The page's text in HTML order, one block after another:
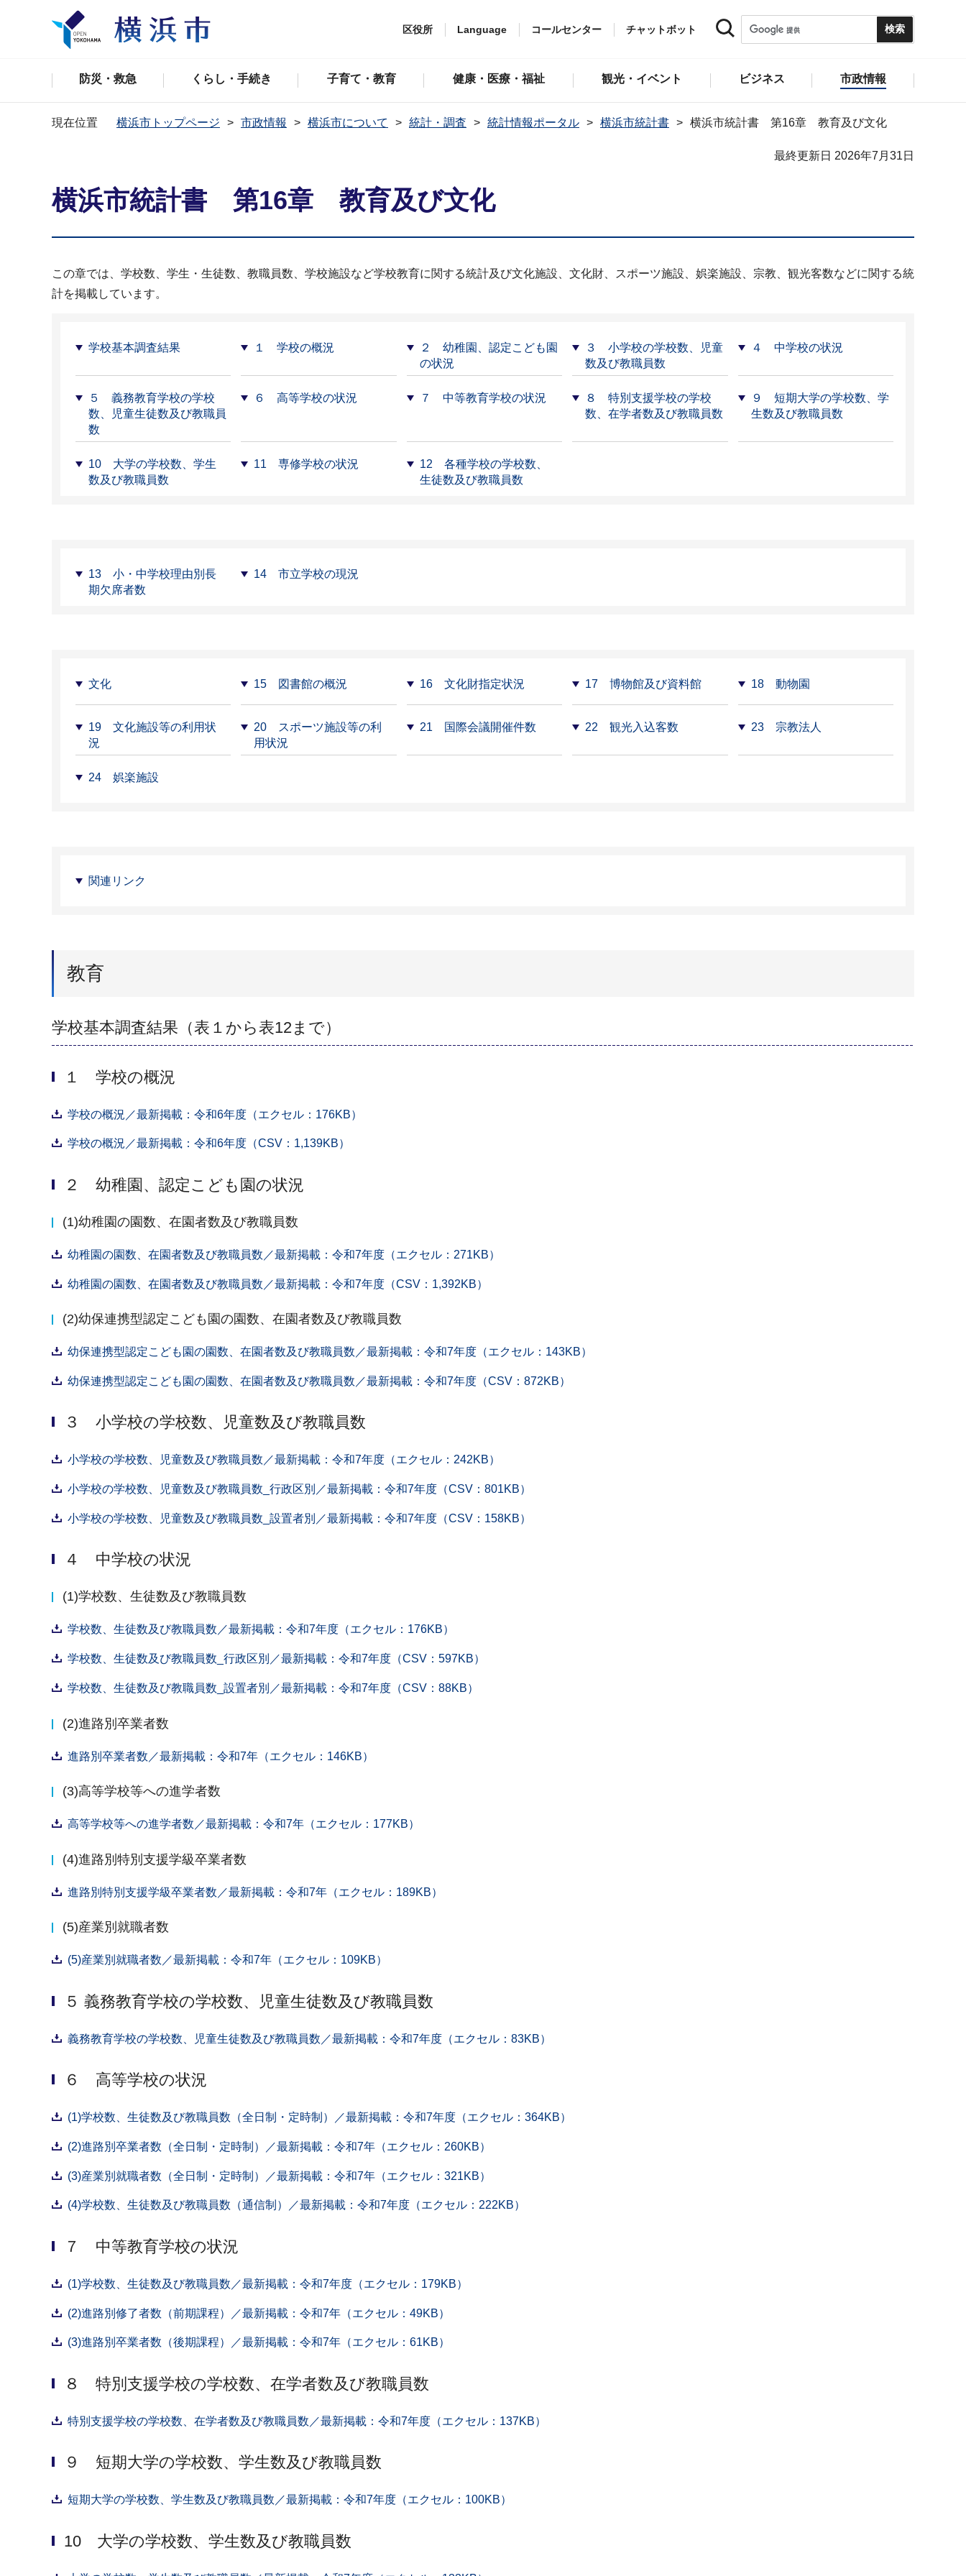
区役所 Language コールセンター チャットボット
防災・救急 くらし・手続き 子育て・教育 健康・医療・福祉 観光・イベント ビジネス 市政情報
現在位置 横浜市トップページ 市政情報 横浜市について 統計・調査 統計情報ポータル 横浜市統計書 横浜市統計書 第16章 教育及び文化
最終更新日 2026年7月31日
横浜市統計書 第16章 教育及び文化
この章では、学校数、学生・生徒数、教職員数、学校施設など学校教育に関する統計及び文化施設、文化財、スポーツ施設、娯楽施設、宗教、観光客数などに関する統
計を掲載しています。
学校基本調査結果 １ 学校の概況
２ 幼稚園、認定こども園
の状況
３ 小学校の学校数、児童
数及び教職員数
４ 中学校の状況
５ 義務教育学校の学校
数、児童生徒数及び教職員
数
６ 高等学校の状況 ７ 中等教育学校の状況
８ 特別支援学校の学校
数、在学者数及び教職員数
９ 短期⼤学の学校数、学
⽣数及び教職員数
10 ⼤学の学校数、学⽣
数及び教職員数
11 専修学校の状況
12 各種学校の学校数、
生徒数及び教職員数
13 小・中学校理由別長
期欠席者数
14 市立学校の現況
文化 15 図書館の概況 16 文化財指定状況 17 博物館及び資料館 18 動物園
19 文化施設等の利用状
況
20 スポーツ施設等の利
用状況
21 国際会議開催件数 22 観光入込客数 23 宗教法人
24 娯楽施設
関連リンク
教育
学校基本調査結果（表１から表12まで）
１ 学校の概況
学校の概況／最新掲載：令和6年度（エクセル：176KB）
学校の概況／最新掲載：令和6年度（CSV：1,139KB）
２ 幼稚園、認定こども園の状況
(1)幼稚園の園数、在園者数及び教職員数
幼稚園の園数、在園者数及び教職員数／最新掲載：令和7年度（エクセル：271KB）
幼稚園の園数、在園者数及び教職員数／最新掲載：令和7年度（CSV：1,392KB）
(2)幼保連携型認定こども園の園数、在園者数及び教職員数
幼保連携型認定こども園の園数、在園者数及び教職員数／最新掲載：令和7年度（エクセル：143KB）
幼保連携型認定こども園の園数、在園者数及び教職員数／最新掲載：令和7年度（CSV：872KB）
３ 小学校の学校数、児童数及び教職員数
小学校の学校数、児童数及び教職員数／最新掲載：令和7年度（エクセル：242KB）
小学校の学校数、児童数及び教職員数_行政区別／最新掲載：令和7年度（CSV：801KB）
小学校の学校数、児童数及び教職員数_設置者別／最新掲載：令和7年度（CSV：158KB）
４ 中学校の状況
(1)学校数、生徒数及び教職員数
学校数、生徒数及び教職員数／最新掲載：令和7年度（エクセル：176KB）
学校数、生徒数及び教職員数_行政区別／最新掲載：令和7年度（CSV：597KB）
学校数、生徒数及び教職員数_設置者別／最新掲載：令和7年度（CSV：88KB）
(2)進路別卒業者数
進路別卒業者数／最新掲載：令和7年（エクセル：146KB）
(3)高等学校等への進学者数
高等学校等への進学者数／最新掲載：令和7年（エクセル：177KB）
(4)進路別特別支援学級卒業者数
進路別特別支援学級卒業者数／最新掲載：令和7年（エクセル：189KB）
(5)産業別就職者数
(5)産業別就職者数／最新掲載：令和7年（エクセル：109KB）
５ 義務教育学校の学校数、児童生徒数及び教職員数
義務教育学校の学校数、児童生徒数及び教職員数／最新掲載：令和7年度（エクセル：83KB）
６ 高等学校の状況
(1)学校数、生徒数及び教職員数（全日制・定時制）／最新掲載：令和7年度（エクセル：364KB）
(2)進路別卒業者数（全⽇制・定時制）／最新掲載：令和7年（エクセル：260KB）
(3)産業別就職者数（全日制・定時制）／最新掲載：令和7年（エクセル：321KB）
(4)学校数、生徒数及び教職員数（通信制）／最新掲載：令和7年度（エクセル：222KB）
７ 中等教育学校の状況
(1)学校数、生徒数及び教職員数／最新掲載：令和7年度（エクセル：179KB）
(2)進路別修了者数（前期課程）／最新掲載：令和7年（エクセル：49KB）
(3)進路別卒業者数（後期課程）／最新掲載：令和7年（エクセル：61KB）
８ 特別支援学校の学校数、在学者数及び教職員数
特別支援学校の学校数、在学者数及び教職員数／最新掲載：令和7年度（エクセル：137KB）
９ 短期⼤学の学校数、学⽣数及び教職員数
短期⼤学の学校数、学⽣数及び教職員数／最新掲載：令和7年度（エクセル：100KB）
10 ⼤学の学校数、学⽣数及び教職員数